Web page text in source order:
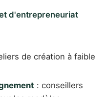
d'entrepreneuriat
de création à faible
: conseillers